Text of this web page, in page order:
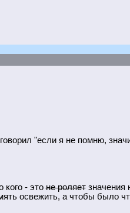
"если я не помню,
кого - этоне роляетзначения
освежить, а чтобы было